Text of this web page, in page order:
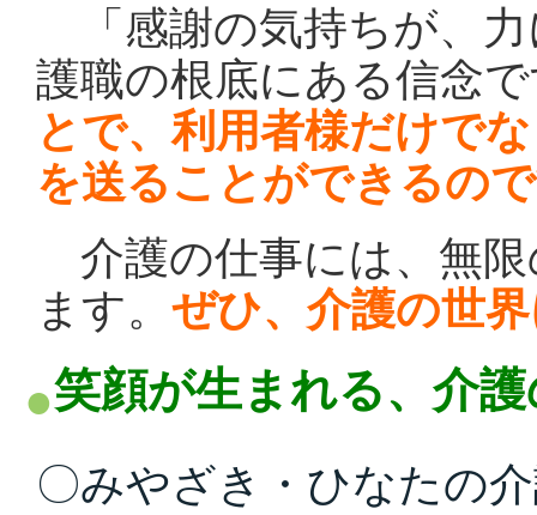
「感謝の気持ちが、
護職の根底にある信念
とで、利用者様だけで
を送ることができるの
介護の仕事には、無
ます。 ぜひ、介護の世
笑顔が生まれる、介
〇みやざき・ひなたの